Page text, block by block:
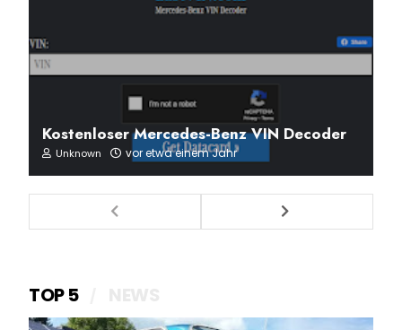
Kostenloser Mercedes-Benz VIN Decoder
Unknown vor etwa einem Jahr
TOP 5